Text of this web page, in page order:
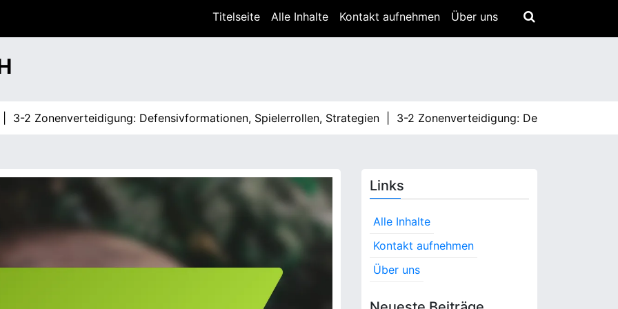
Titelseite Alle Inhalte Kontakt aufnehmen Über uns
Defensivformationen, Spielerrollen, Strategien |3-2 Zonenverteidigung: Defensive Rotationen,
Links
Alle Inhalte
Kontakt aufnehmen
Über uns